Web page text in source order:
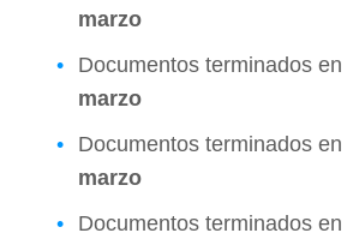
marzo
Documentos terminados en
marzo
Documentos terminados en
marzo
Documentos terminados en